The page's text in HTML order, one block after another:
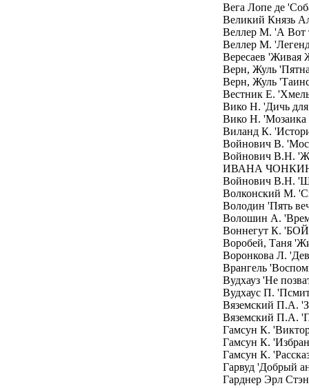
Вега Лопе де
Великий Князь
Веллер М. 'А
Веллер М.
Вересаев 'Живая
Верн, Жуль
Верн, Жуль
Вестник Е.
Вико Н. 'Дичь для
Вико Н. 'Мозаика
Виланд К.
Войнович В.
Войнович
ИВАНА
Войнович В.Н.
Волконский М.
Володин 'Пять
Волошин А.
Воннегут К.
Воробей, Таня
Воронкова Л.
Врангель
Вудхауз 'Не
Вудхаус П.
Вяземский П.А.
Вяземский П.А.
Гамсун К.
Гамсун К.
Гамсун К.
Гарвуд 'Добрый
Гарднер Эрл